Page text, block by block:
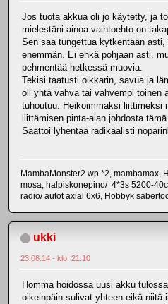
Jos tuota akkua oli jo käytetty, ja
mielestäni ainoa vaihtoehto on
Sen saa tungettua kytkentään
enemmän. Ei ehkä pohjaan asti.
pehmentää hetkessä muovia.
Tekisi taatusti oikkarin, savua ja
oli yhtä vahva tai vahvempi toinen
tuhoutuu. Heikoimmaksi liittimeksi
liittämisen pinta-alan johdosta
Saattoi lyhentää radikaalisti
MambaMonster2 wp *2, mambamax,
mosa, halpiskonepino/ 4*3s 5200-
radio/ autot axial 6x6, Hobbyk
ukki
23.08.14 - klo: 21.10
Homma hoidossa uusi akku
oikeinpäin sulivat yhteen eikä niitä